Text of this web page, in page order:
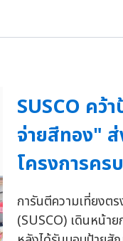
SUSCO ค
จ่ายสีทอง" ส่
โครงการคร
การันตีความเที่ยงต
(SUSCO) เดินหน้า